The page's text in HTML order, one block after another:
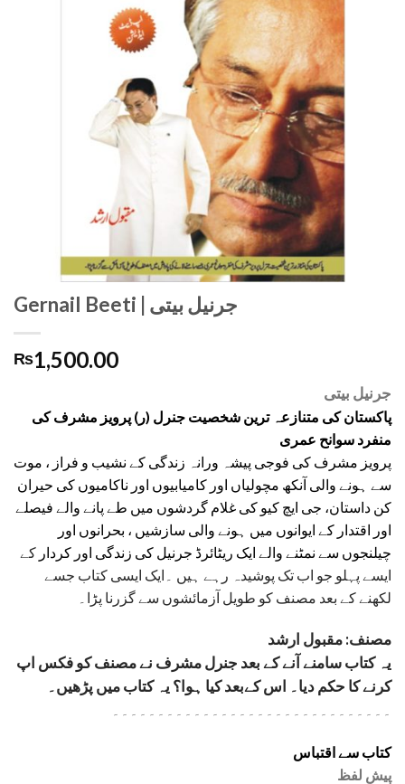
Gernail Beeti | جرنیل بیتی
₨1,500.00
جرنیل بیتی
پاکستان کی متنازعہ ترین شخصیت جنرل (ر) پرویز مشرف کی
منفرد سوانح عمری
پرویز مشرف کی فوجی پیشہ ورانہ زندگی کے نشیب و فراز ، موت
سے ہونے والی آنکھ مچولیاں اور کامیابیوں اور ناکامیوں کی حیران
کن داستان، جی ایچ کیو کی غلام گردشوں میں طے پانے والے فیصلے
اور اقتدار کے ایوانوں میں ہونے والی سازشیں ، بحرانوں اور
چیلنجوں سے نمٹنے والے ایک ریٹائرڈ جرنیل کی زندگی اور کردار کے
ایسے پہلو جو اب تک پوشیدہ رہے ہیں ۔ایک ایسی کتاب جسے
لکھنے کے بعد مصنف کو طویل آزمائشوں سے گزرنا پڑا۔
مصنف: مقبول ارشد
یہ کتاب سامنے آنے کے بعد جنرل مشرف نے مصنف کو فکس اپ
کرنے کا حکم دیا۔ اس کےبعد کیا ہوا؟ یہ کتاب میں پڑھیں۔
کتاب سے اقتباس
پیش لفظ